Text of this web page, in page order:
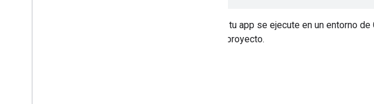
Cuando tu app se ejecute en un entorno
para tu proyecto.